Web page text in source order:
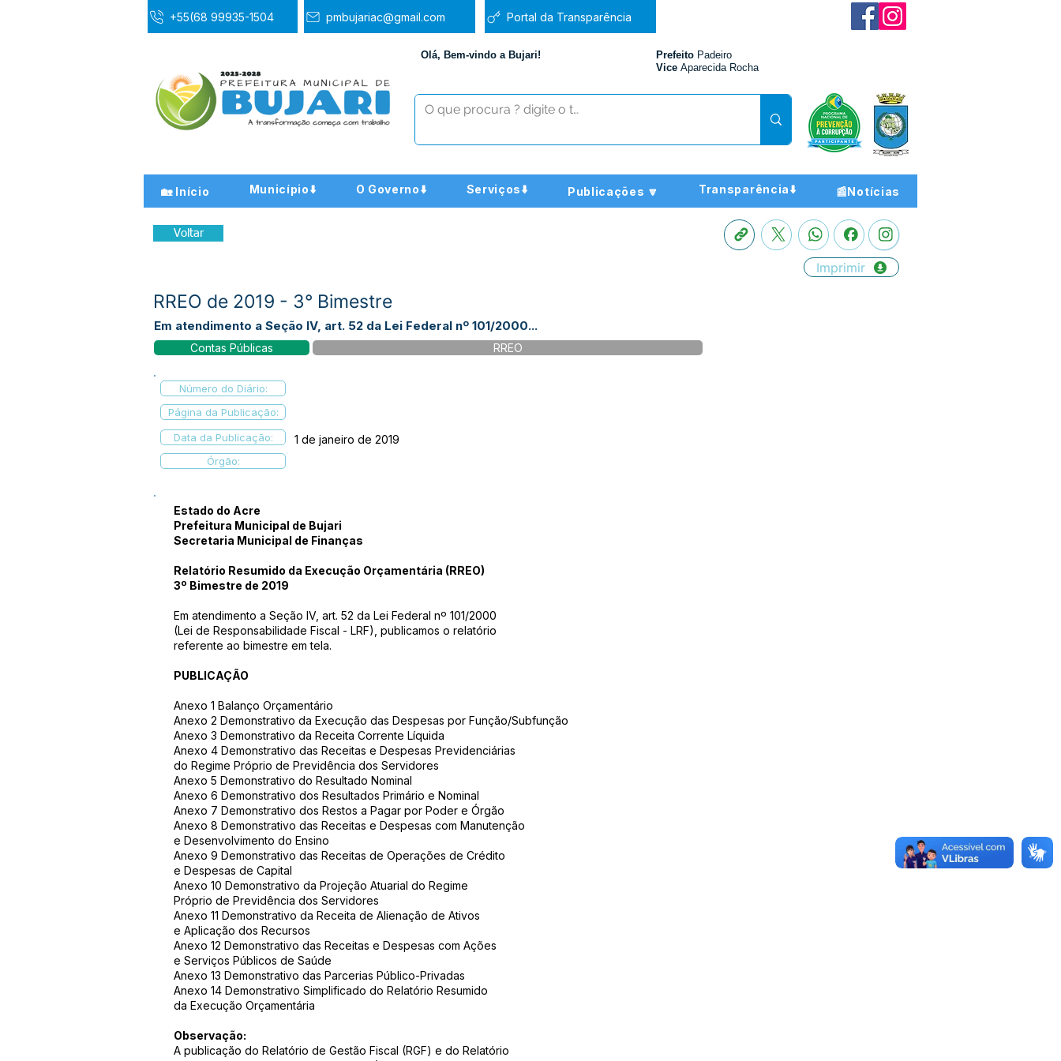
+55(68 99935-1504 pmbujariac@gmail.com Portal da Transparência
Olá, Bem-vindo a Bujari! Prefeito Padeiro
Vice Aparecida Rocha
🏡 Início Município⬇️ O Governo⬇️ Serviços⬇️ Publicações 🔽 Transparência⬇️ 📰Notícias
Voltar
Imprimir
RREO de 2019 - 3° Bimestre
Em atendimento a Seção IV, art. 52 da Lei Federal nº 101/2000...
Contas Públicas RREO
Número do Diário:
Página da Publicação:
Data da Publicação:
1 de janeiro de 2019
Órgão:
Estado do Acre
Prefeitura Municipal de Bujari
Secretaria Municipal de Finanças
Relatório Resumido da Execução Orçamentária (RREO)
3º Bimestre de 2019
Em atendimento a Seção IV, art. 52 da Lei Federal nº 101/2000
(Lei de Responsabilidade Fiscal - LRF), publicamos o relatório
referente ao bimestre em tela.
PUBLICAÇÃO
Anexo 1 Balanço Orçamentário
Anexo 2 Demonstrativo da Execução das Despesas por Função/Subfunção
Anexo 3 Demonstrativo da Receita Corrente Líquida
Anexo 4 Demonstrativo das Receitas e Despesas Previdenciárias
do Regime Próprio de Previdência dos Servidores
Anexo 5 Demonstrativo do Resultado Nominal
Anexo 6 Demonstrativo dos Resultados Primário e Nominal
Anexo 7 Demonstrativo dos Restos a Pagar por Poder e Órgão
Anexo 8 Demonstrativo das Receitas e Despesas com Manutenção
e Desenvolvimento do Ensino
Anexo 9 Demonstrativo das Receitas de Operações de Crédito
e Despesas de Capital
Anexo 10 Demonstrativo da Projeção Atuarial do Regime
Próprio de Previdência dos Servidores
Anexo 11 Demonstrativo da Receita de Alienação de Ativos
e Aplicação dos Recursos
Anexo 12 Demonstrativo das Receitas e Despesas com Ações
e Serviços Públicos de Saúde
Anexo 13 Demonstrativo das Parcerias Público-Privadas
Anexo 14 Demonstrativo Simplificado do Relatório Resumido
da Execução Orçamentária
Observação:
A publicação do Relatório de Gestão Fiscal (RGF) e do Relatório